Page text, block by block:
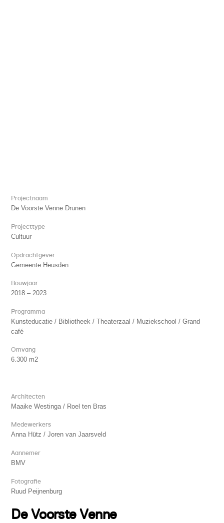
Projectnaam
De Voorste Venne Drunen
Projecttype
Cultuur
Opdrachtgever
Gemeente Heusden
Bouwjaar
2018 – 2023
Programma
Kunsteducatie / Bibliotheek / Theaterzaal / Muziekschool / Grand
café
Omvang
6.300 m2
Architecten
Maaike Westinga / Roel ten Bras
Medewerkers
Anna Hütz / Joren van Jaarsveld
Aannemer
BMV
Fotografie
Ruud Peijnenburg
De Voorste Venne